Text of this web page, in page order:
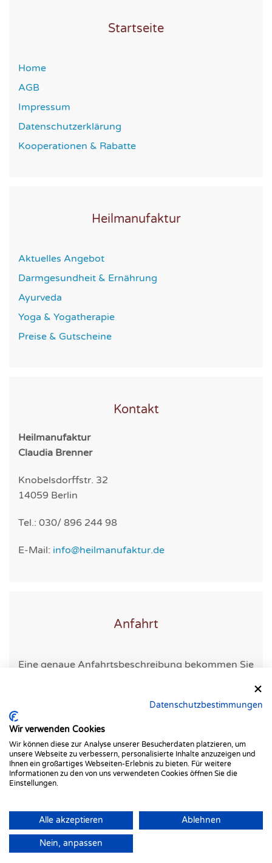
Startseite
Home
AGB
Impressum
Datenschutzerklärung
Kooperationen & Rabatte
Heilmanufaktur
Aktuelles Angebot
Darmgesundheit & Ernährung
Ayurveda
Yoga & Yogatherapie
Preise & Gutscheine
Kontakt
Heilmanufaktur
Claudia Brenner
Knobelsdorffstr. 32
14059 Berlin
Tel.: 030/ 896 244 98
E-Mail: info@heilmanufaktur.de
Anfahrt
Eine genaue Anfahrtsbeschreibung bekommen Sie
©2026 Alle Rechte reserviert.
Datenschutzbestimmungen
Wir verwenden Cookies
Wir können diese zur Analyse unserer Besucherdaten platzieren, um
unsere Webseite zu verbessern, personalisierte Inhalte anzuzeigen und
Ihnen ein großartiges Webseiten-Erlebnis zu bieten. Für weitere
Informationen zu den von uns verwendeten Cookies öffnen Sie die
Einstellungen.
Alle akzeptieren Ablehnen
Nein, anpassen